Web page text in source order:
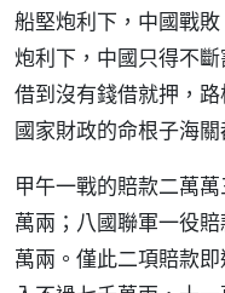
船堅炮利下，中國戰
炮利下，中國只得不
借到沒有錢借就押，
國家財政的命根子海關
甲午一戰的賠款二萬
萬兩；八國聯軍一役
萬兩。僅此二項賠款